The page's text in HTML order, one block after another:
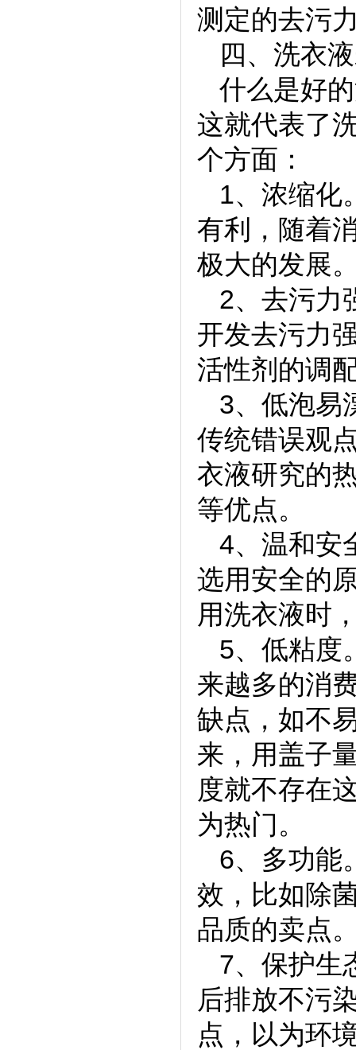
测定的去污
四、洗衣
什么是好
这就代表了
个方面：
1、浓缩化
有利，随着
极大的发展
2、去污力
开发去污力
活性剂的调
3、低泡易
传统错误观
衣液研究的
等优点。
4、温和安
选用安全的
用洗衣液时
5、低粘度
来越多的消
缺点，如不
来，用盖子
度就不存在
为热门。
6、多功能
效，比如除
品质的卖点
7、保护生
后排放不污
点，以为环